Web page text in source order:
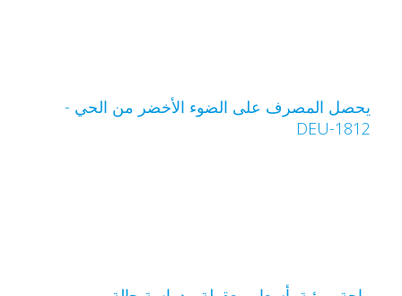
المصرف على الضوء الأخضر من الحي -
DEU-